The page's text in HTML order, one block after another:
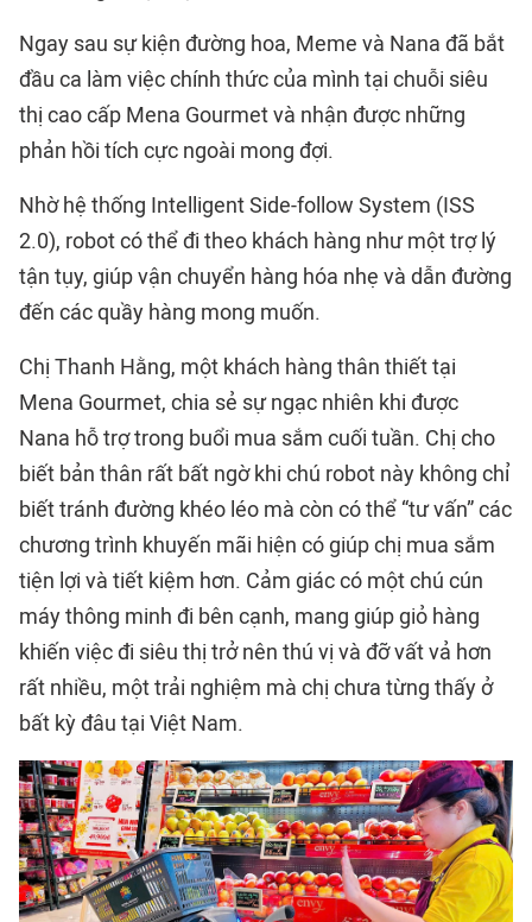
Ngay sau sự kiện đường hoa, Meme và Nana đã bắt
đầu ca làm việc chính thức của mình tại chuỗi siêu
thị cao cấp Mena Gourmet và nhận được những
phản hồi tích cực ngoài mong đợi.
Nhờ hệ thống Intelligent Side-follow System (ISS
2.0), robot có thể đi theo khách hàng như một trợ lý
tận tụy, giúp vận chuyển hàng hóa nhẹ và dẫn đường
đến các quầy hàng mong muốn.
Chị Thanh Hằng, một khách hàng thân thiết tại
Mena Gourmet, chia sẻ sự ngạc nhiên khi được
Nana hỗ trợ trong buổi mua sắm cuối tuần. Chị cho
biết bản thân rất bất ngờ khi chú robot này không chỉ
biết tránh đường khéo léo mà còn có thể “tư vấn” các
chương trình khuyến mãi hiện có giúp chị mua sắm
tiện lợi và tiết kiệm hơn. Cảm giác có một chú cún
máy thông minh đi bên cạnh, mang giúp giỏ hàng
khiến việc đi siêu thị trở nên thú vị và đỡ vất vả hơn
rất nhiều, một trải nghiệm mà chị chưa từng thấy ở
bất kỳ đâu tại Việt Nam.